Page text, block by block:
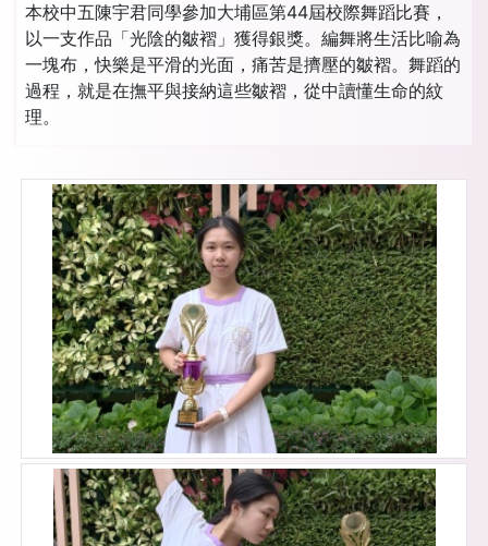
本校中五陳宇君同學參加大埔區第44屆校際舞蹈比賽，
以一支作品「光陰的皺褶」獲得銀獎。編舞將生活比喻為
一塊布，快樂是平滑的光面，痛苦是擠壓的皺褶。舞蹈的
過程，就是在撫平與接納這些皺褶，從中讀懂生命的紋
理。